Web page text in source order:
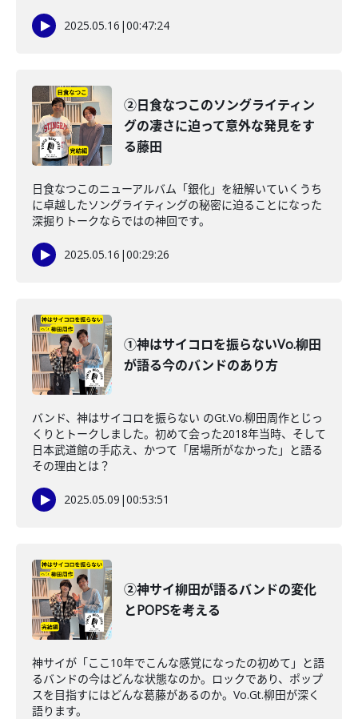
2025.05.16 |00:47:24
②日食なつこのソングライティン
グの凄さに迫って意外な発見をす
る藤田
日食なつこのニューアルバム「銀化」を紐解いていくうち
に卓越したソングライティングの秘密に迫ることになった
深掘りトークならではの神回です。
2025.05.16 |00:29:26
①神はサイコロを振らないVo.柳田
が語る今のバンドのあり方
バンド、神はサイコロを振らない のGt.Vo.柳田周作とじっ
くりとトークしました。初めて会った2018年当時、そして
日本武道館の手応え、かつて「居場所がなかった」と語る
その理由とは？
2025.05.09 |00:53:51
②神サイ柳田が語るバンドの変化
とPOPSを考える
神サイが「ここ10年でこんな感覚になったの初めて」と語
るバンドの今はどんな状態なのか。ロックであり、ポップ
スを目指すにはどんな葛藤があるのか。Vo.Gt.柳田が深く
語ります。